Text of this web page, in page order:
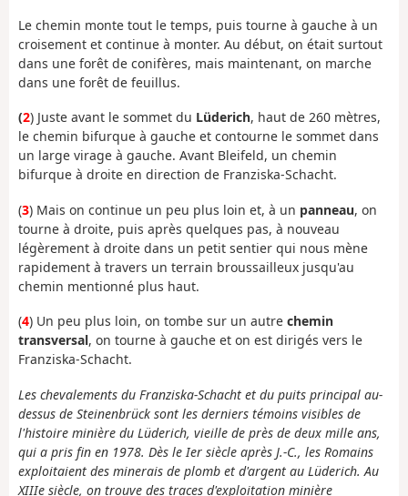
Le chemin monte tout le temps, puis tourne à gauche à un
croisement et continue à monter. Au début, on était surtout
dans une forêt de conifères, mais maintenant, on marche
dans une forêt de feuillus.
(2) Juste avant le sommet du Lüderich, haut de 260 mètres,
le chemin bifurque à gauche et contourne le sommet dans
un large virage à gauche. Avant Bleifeld, un chemin
bifurque à droite en direction de Franziska-Schacht.
(3) Mais on continue un peu plus loin et, à un panneau, on
tourne à droite, puis après quelques pas, à nouveau
légèrement à droite dans un petit sentier qui nous mène
rapidement à travers un terrain broussailleux jusqu'au
chemin mentionné plus haut.
(4) Un peu plus loin, on tombe sur un autre chemin
transversal, on tourne à gauche et on est dirigés vers le
Franziska-Schacht.
Les chevalements du Franziska-Schacht et du puits principal au-
dessus de Steinenbrück sont les derniers témoins visibles de
l'histoire minière du Lüderich, vieille de près de deux mille ans,
qui a pris fin en 1978. Dès le Ier siècle après J.-C., les Romains
exploitaient des minerais de plomb et d'argent au Lüderich. Au
XIIIe siècle, on trouve des traces d'exploitation minière